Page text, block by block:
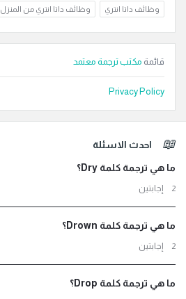
وظائف داتا انتري وظائف داتا انتري من المنزل
قائمة مكتب ترجمة معتمد
Privacy Policy
الفوتراحدث الاسئلة
ما هي ترجمة كلمة Dry؟
‫2 إجابتين
ما هي ترجمة كلمة Drown؟
‫2 إجابتين
ما هي ترجمة كلمة Drop؟